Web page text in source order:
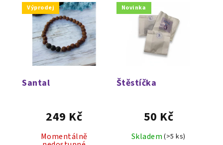
Santal
Výprodej
Momentálně
249 Kč
Štěstíčka
Novinka
Skladem (>5 ks)
50 Kč